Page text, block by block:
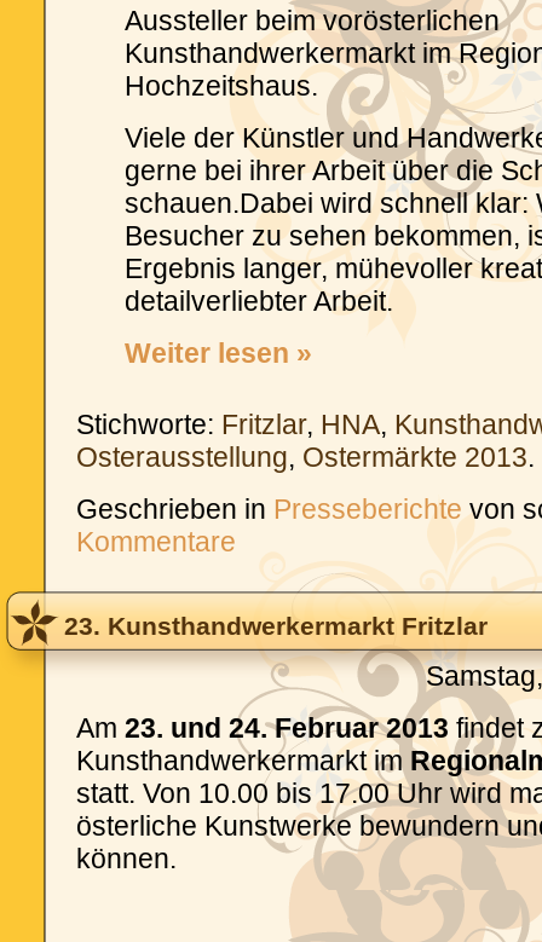
Aussteller beim vorösterlichen
Kunsthandwerkermarkt im
Hochzeitshaus.
Viele der Künstler und
gerne bei ihrer Arbeit über die
schauen.Dabei wird schnell klar:
Besucher zu sehen bekommen,
Ergebnis langer, mühevoller
detailverliebter Arbeit.
Weiter lesen »
Stichworte: Fritzlar, HNA,
Osterausstellung, Ostermärkte 2013.
Geschrieben in Presseberichte von
Kommentare
23. Kunsthandwerkermarkt Fritzlar
Am 23. und 24. Februar 2013 findet
Kunsthandwerkermarkt im
statt. Von 10.00 bis 17.00 Uhr wird
österliche Kunstwerke bewundern
können.